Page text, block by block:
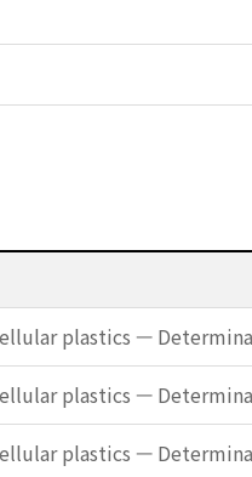
plastics —
plastics —
plastics —